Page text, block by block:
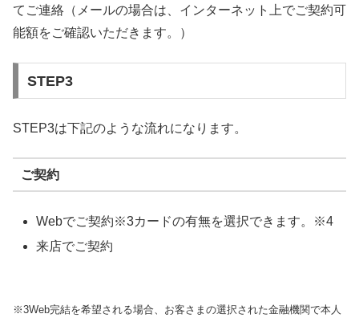
てご連絡（メールの場合は、インターネット上でご契約可
能額をご確認いただきます。）
STEP3
STEP3は下記のような流れになります。
ご契約
Webでご契約※3カードの有無を選択できます。※4
来店でご契約
※3Web完結を希望される場合、お客さまの選択された金融機関で本人